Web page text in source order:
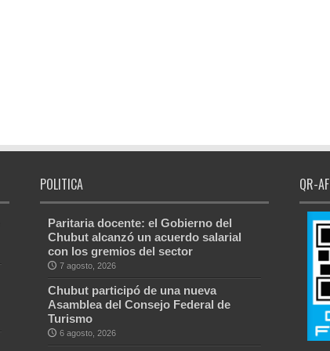
POLITICA
Paritaria docente: el Gobierno del
Chubut alcanzó un acuerdo salarial
con los gremios del sector
7 agosto, 2026
Chubut participó de una nueva
Asamblea del Consejo Federal de
Turismo
6 agosto, 2026
QR-